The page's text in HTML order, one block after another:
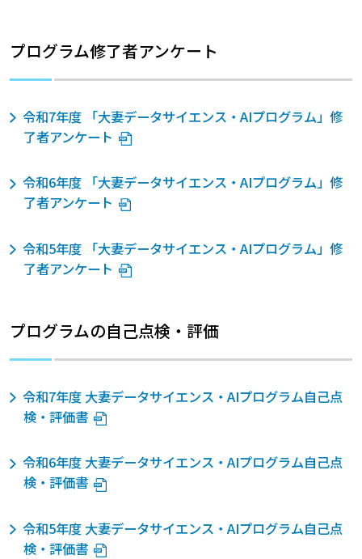
プログラム修了者アンケート
令和7年度 「大妻データサイエンス・AIプログラム」修
了者アンケート
令和6年度 「大妻データサイエンス・AIプログラム」修
了者アンケート
令和5年度 「大妻データサイエンス・AIプログラム」修
了者アンケート
プログラムの自己点検・評価
令和7年度 大妻データサイエンス・AIプログラム自己点
検・評価書
令和6年度 大妻データサイエンス・AIプログラム自己点
検・評価書
令和5年度 大妻データサイエンス・AIプログラム自己点
検・評価書